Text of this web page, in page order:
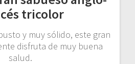
tricolor
y muy sólido, este gran
disfruta de muy buena
salud.